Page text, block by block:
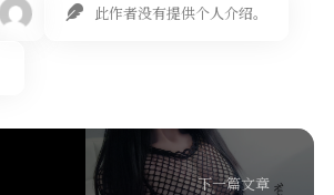
此作者没有提供个人介绍。
下一篇文章